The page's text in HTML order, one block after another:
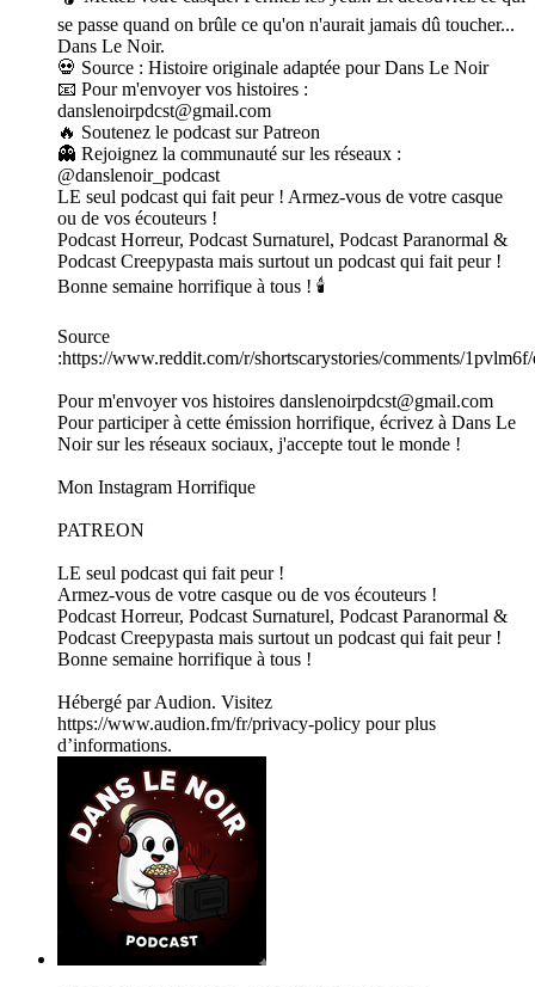
se passe quand on brûle ce qu'on n'aurait jamais dû toucher...
Dans Le Noir.
💀 Source : Histoire originale adaptée pour Dans Le Noir
📧 Pour m'envoyer vos histoires :
danslenoirpdcst@gmail.com
🔥 Soutenez le podcast sur Patreon
👻 Rejoignez la communauté sur les réseaux :
@danslenoir_podcast
LE seul podcast qui fait peur ! Armez-vous de votre casque
ou de vos écouteurs !
Podcast Horreur, Podcast Surnaturel, Podcast Paranormal &
Podcast Creepypasta mais surtout un podcast qui fait peur !
Bonne semaine horrifique à tous ! 🕯️
Source
:https://www.reddit.com/r/shortscarystories/comments/
Pour m'envoyer vos histoires danslenoirpdcst@gmail.com
Pour participer à cette émission horrifique, écrivez à Dans Le
Noir sur les réseaux sociaux, j'accepte tout le monde !
Mon Instagram Horrifique
PATREON
LE seul podcast qui fait peur !
Armez-vous de votre casque ou de vos écouteurs !
Podcast Horreur, Podcast Surnaturel, Podcast Paranormal &
Podcast Creepypasta mais surtout un podcast qui fait peur !
Bonne semaine horrifique à tous !
Hébergé par Audion. Visitez
https://www.audion.fm/fr/privacy-policy pour plus
d’informations.